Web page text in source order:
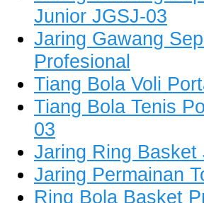
Junior JGSJ-03
Jaring Gawang
Profesional
Tiang Bola Voli
Tiang Bola Tenis
03
Jaring Ring Basket
Jaring Permainan
Ring Bola Basket